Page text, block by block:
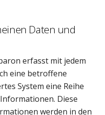
Daten und
erfasst mit jedem
eine betroffene
System eine Reihe
Diese
werden in den